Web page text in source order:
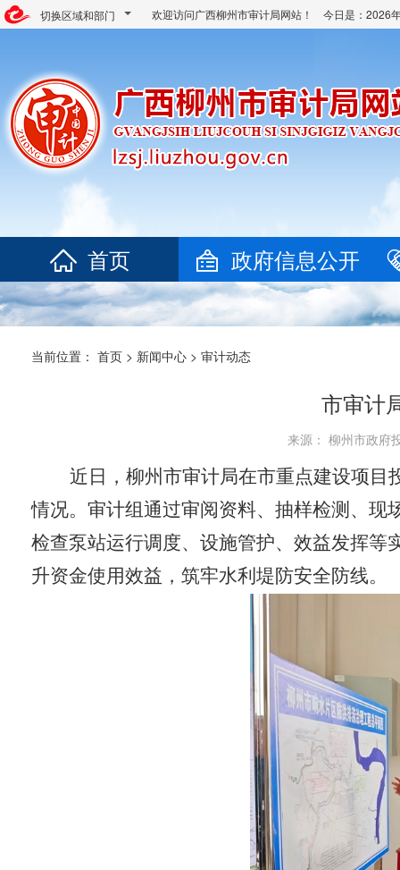
切换区域和部门 欢迎访问广西柳州市审计局网站！ 今日是： 2026
首页 政府信息公开
当前位置： 首页 > 新闻中心 > 审计动态
市审计
来源： 柳州市政
近日，柳州市审计局在市重点建设项目
情况。审计组通过审阅资料、抽样检测、现
检查泵站运行调度、设施管护、效益发挥等
升资金使用效益 ，筑牢水利堤防安全防线。